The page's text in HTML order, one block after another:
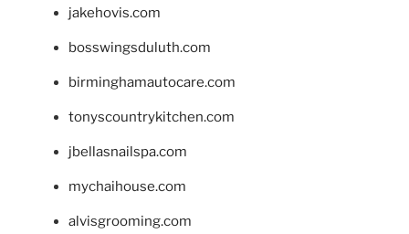
jakehovis.com
bosswingsduluth.com
birminghamautocare.com
tonyscountrykitchen.com
jbellasnailspa.com
mychaihouse.com
alvisgrooming.com